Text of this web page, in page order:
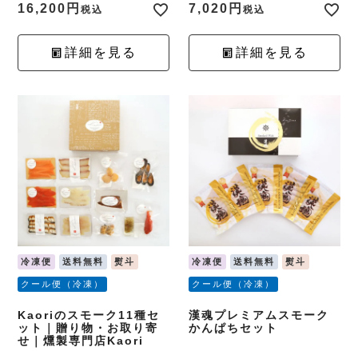
16,200 税込
詳細を見る
7,020 税込
詳細を見る
冷凍便 送料無料 熨斗
クール便（冷凍）
Kaoriのスモーク11種セ
ット｜贈り物・お取り寄
せ｜燻製専門店Kaori
冷凍便 送料無料 熨斗
クール便（冷凍）
漢魂プレミアムスモーク
かんぱちセット